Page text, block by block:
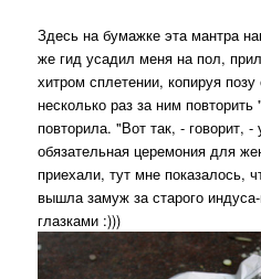
Здесь на бумажке эта мантра
же гид усадил меня на пол,
хитром сплетении, копируя
несколько раз за ним
повторила. "Вот так, - говорит,
обязательная церемония для
приехали, тут мне показалось,
вышла замуж за старого
глазками :)))